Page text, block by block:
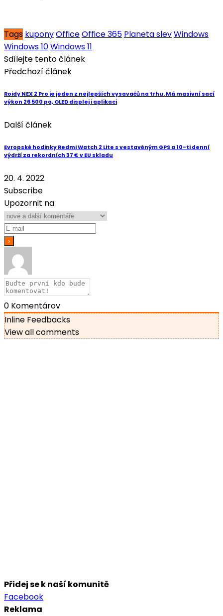
Tags kuponyOfficeOffice 365 Planeta slevWindows
Windows 10Windows 11
Sdílejte tento článek
Předchozí článek
Roidy NEX 2 Pro je jeden z nejlepších vysavačů na trhu. Má masivní sací
výkon 26 500 pa, OLED displej i aplikaci
Další článek
Evropské hodinky Redmi Watch 2 Lite s vestavěným GPS a 10-ti denní
výdrží za rekordních 37 € v EU skladu
20. 4. 2022
Subscribe
Upozornit na
0 Komentárov
Inline Feedbacks
View all comments
Přidej se k naší komunitě
Facebook
Reklama